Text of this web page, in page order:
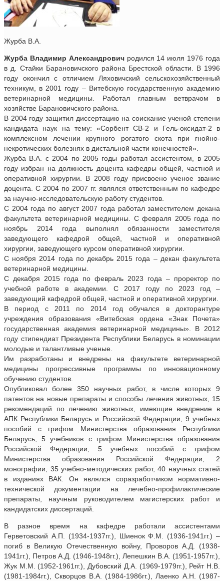
Журба В.А.
Журба Владимир Александровичродился 14 июля 1976 года
в д. Стайки Барановичского района Брестской области. В 1996
году окончил с отличием Ляховичский сельскохозяйственный
техникум, в 2001 году – Витебскую государственную академию
ветеринарной медицины. Работал главным ветврачом в
хозяйстве Барановичского района.
В 2004 году защитил диссертацию на соискание ученой степени
кандидата наук на тему: «Сорбент СВ-2 и Гель-оксидат-2 в
комплексном лечении крупного рогатого скота при гнойно-
некротических болезнях в дистальной части конечностей».
Журба В.А. с 2004 по 2005 годы работал ассистентом, в 2005
году избран на должность доцента кафедры общей, частной и
оперативной хирургии. В 2008 году присвоено ученое звание
доцента. С 2004 по 2007 гг. являлся ответственным по кафедре
за научно-исследовательскую работу студентов.
С 2004 года по август 2007 года работал заместителем декана
факультета ветеринарной медицины. С февраля 2005 года по
ноябрь 2014 года выполнял обязанности заместителя
заведующего кафедрой общей, частной и оперативной
хирургии, заведующего курсом оперативной хирургии.
С ноября 2014 года по декабрь 2015 года – декан факультета
ветеринарной медицины.
С декабря 2015 года по февраль 2023 года – проректор по
учебной работе в академии. С 2017 году по 2023 год –
заведующий кафедрой общей, частной и оперативной хирургии.
В период с 2011 по 2014 год обучался в докторантуре
учреждения образования «Витебская ордена «Знак Почета»
государственная академия ветеринарной медицины». В 2012
году стипендиат Президента Республики Беларусь в номинации
молодые и талантливые ученые.
Им разработаны и внедрены на факультете ветеринарной
медицины прогрессивные программы по инновационному
обучению студентов.
Опубликовал более 350 научных работ, в числе которых 9
патентов на новые препараты и способы лечения животных, 15
рекомендаций по лечению животных, имеющие внедрение в
АПК Республики Беларусь и Российской Федерации, 9 учебных
пособий с грифом Министерства образования Республики
Беларусь, 5 учебников с грифом Министерства образования
Российской Федерации, 5 учебных пособий с грифом
Министерства образования Российской Федерации, 2
монографии, 35 учебно-методических работ, 40 научных статей
в изданиях ВАК. Он являлся соразработчиком нормативно-
технической документации на лечебно-профилактические
препараты, научным руководителем магистерских работ и
кандидатских диссертаций.
В разное время на кафедре работали ассистентами
Герветовский А.П. (1934-1937гг.), Шиенок Ф.М. (1936-1941гг.) –
погиб в Великую Отечественную войну, Проворов А.Д. (1938-
1941гг.), Петров А.Д. (1946-1948гг.), Лепешкин В.А. (1951-1957гг.),
Жук М.М. (1952-1961гг.), Дубовский Д.А. (1969-1979гг.), Рейт Н.В.
(1981-1984гг.), Скворцов В.А. (1984-1986гг.), Лаенко А.Н. (1987-